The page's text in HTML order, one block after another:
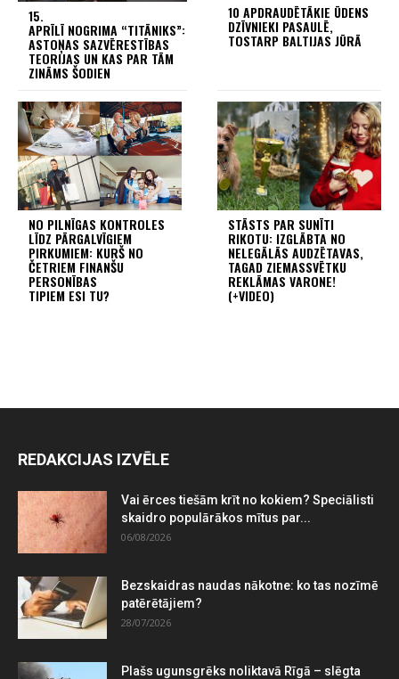
15.
APRĪLĪ NOGRIMA “TITĀNIKS”:
ASTOŅAS SAZVĒRESTĪBAS
TEORIJAS UN KAS PAR TĀM
ZINĀMS ŠODIEN
10 APDRAUDĒTĀKIE ŪDENS
DZĪVNIEKI PASAULĒ,
TOSTARP BALTIJAS JŪRĀ
NO PILNĪGAS KONTROLES
LĪDZ PĀRGALVĪGIEM
PIRKUMIEM: KURŠ NO
ČETRIEM FINANŠU
PERSONĪBAS
TIPIEM ESI TU?
STĀSTS PAR SUNĪTI
RIKOTU: IZGLĀBTA NO
NELEGĀLĀS AUDZĒTAVAS,
TAGAD ZIEMASSVĒTKU
REKLĀMAS VARONE!
(+VIDEO)
REDAKCIJAS IZVĒLE
Vai ērces tiešām krīt no kokiem? Speciālisti
skaidro populārākos mītus par...
06/08/2026
Bezskaidras naudas nākotne: ko tas nozīmē
patērētājiem?
28/07/2026
Plašs ugunsgrēks noliktavā Rīgā – slēgta